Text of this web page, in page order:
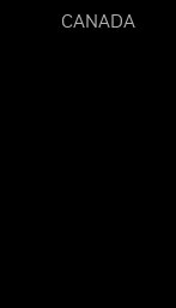
CANADA